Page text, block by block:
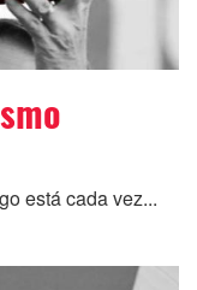
está cada vez...